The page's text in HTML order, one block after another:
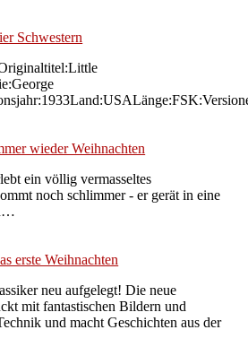
Schwestern
wieder Weihnachten
ein völlig vermasseltes
noch schlimmer - er gerät in eine
erste Weihnachten
neu aufgelegt! Die neue
mit fantastischen Bildern und
und macht Geschichten aus der